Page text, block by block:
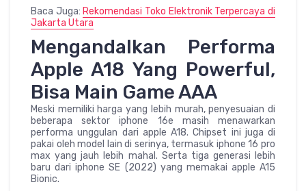
Baca Juga: Rekomendasi Toko Elektronik Terpercaya di
Jakarta Utara
Mengandalkan Performa
Apple A18 Yang Powerful,
Bisa Main Game AAA
Meski memiliki harga yang lebih murah, penyesuaian di
beberapa sektor iphone 16e masih menawarkan
performa unggulan dari apple A18. Chipset ini juga di
pakai oleh model lain di serinya, termasuk iphone 16 pro
max yang jauh lebih mahal. Serta tiga generasi lebih
baru dari iphone SE (2022) yang memakai apple A15
Bionic.